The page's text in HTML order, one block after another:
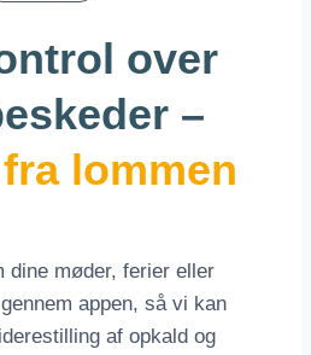
over
–
lommen
dine møder, ferier eller
appen, så vi kan
af opkald og